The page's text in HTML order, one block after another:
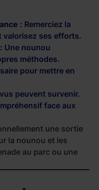
: Remerciez la
valorisez ses efforts.
Une nounou
méthodes.
pour mettre en
peuvent survenir.
face aux
une sortie
la nounou et les
au parc ou une